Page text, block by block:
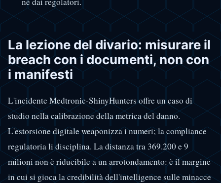
La lezione del divario: misurare il
breach con i documenti, non con
i manifesti
L'incidente Medtronic-ShinyHunters offre un caso di
studio nella calibrazione della metrica del danno.
L'estorsione digitale weaponizza i numeri; la compliance
regulatoria li disciplina. La distanza tra 369.200 e 9
milioni non è riducibile a un arrotondamento: è il margine
in cui si gioca la credibilità dell'intelligence sulle minacce